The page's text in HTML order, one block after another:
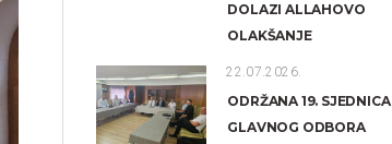
DOLAZI ALLAHOVO
OLAKŠANJE
22.07.2026.
ODRŽANA 19. SJEDNICA
GLAVNOG ODBORA